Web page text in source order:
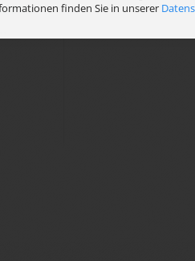
finden Sie in unserer